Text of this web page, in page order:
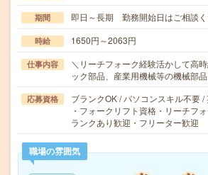
期間 即日～長期 勤務開始日はご相談く
時給 1650円～2063円
仕事内容
＼リーチフォーク経験活かして高
ック部品、産業用機械等の機械部
応募資格
ブランクOK / パソコンスキル不要 /
・フォークリフト資格・リーチフ
ランクあり歓迎・フリーター歓迎
職場の雰囲気